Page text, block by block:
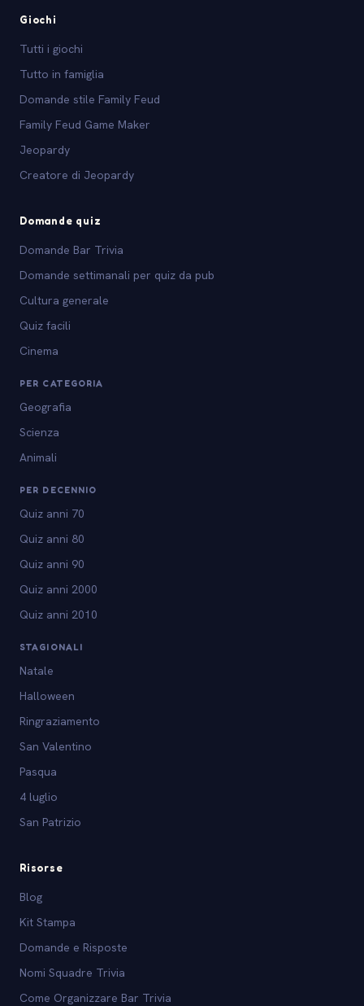
Giochi
Tutti i giochi
Tutto in famiglia
Domande stile Family Feud
Family Feud Game Maker
Jeopardy
Creatore di Jeopardy
Domande quiz
Domande Bar Trivia
Domande settimanali per quiz da pub
Cultura generale
Quiz facili
Cinema
PER CATEGORIA
Geografia
Scienza
Animali
PER DECENNIO
Quiz anni 70
Quiz anni 80
Quiz anni 90
Quiz anni 2000
Quiz anni 2010
STAGIONALI
Natale
Halloween
Ringraziamento
San Valentino
Pasqua
4 luglio
San Patrizio
Risorse
Blog
Kit Stampa
Domande e Risposte
Nomi Squadre Trivia
Come Organizzare Bar Trivia